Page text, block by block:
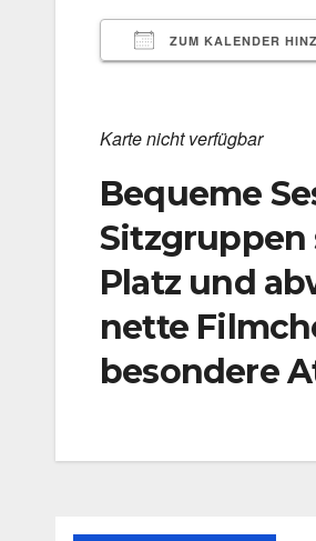
ZUM KALENDER
Kar­te nicht ver­füg­bar
Bequeme
Sitzgruppen
Platz und
nette
besondere